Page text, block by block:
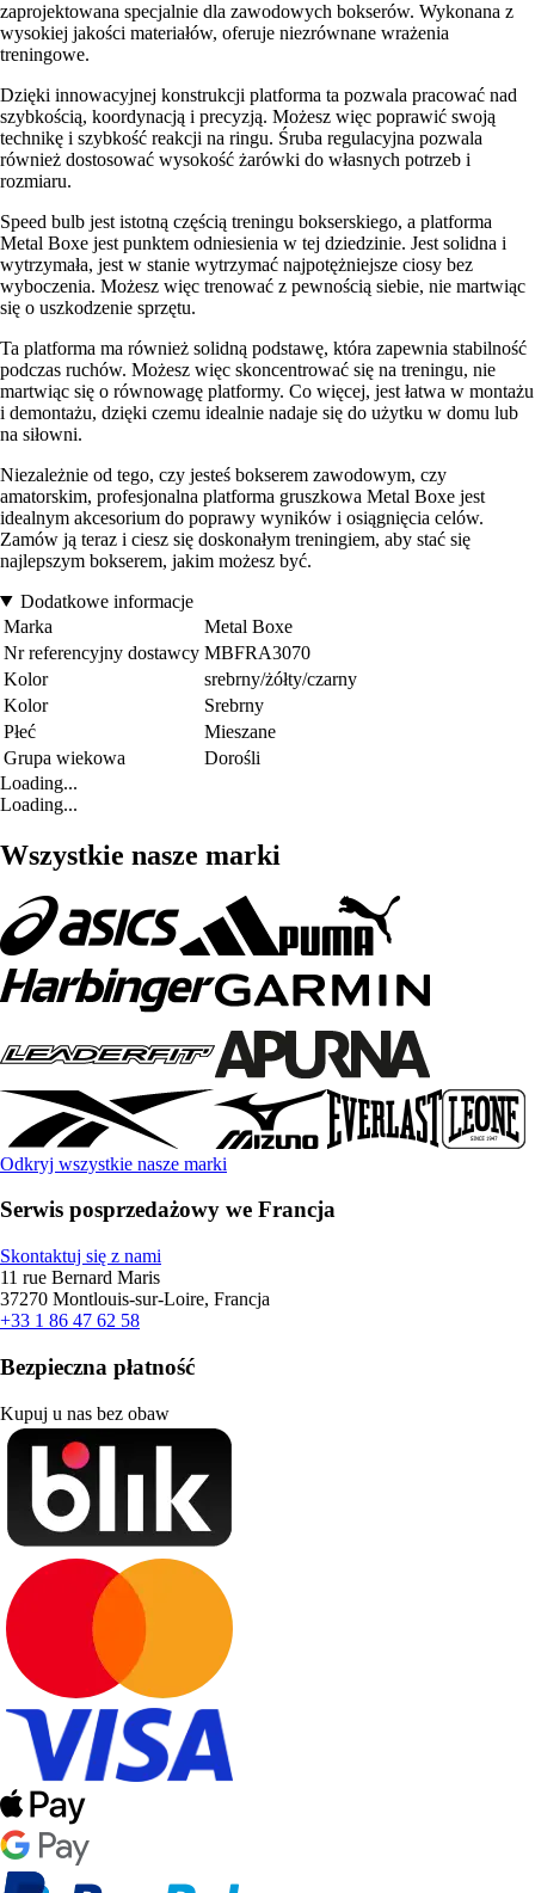
zaprojektowana specjalnie dla zawodowych bokserów. Wykonana z
wysokiej jakości materiałów, oferuje niezrównane wrażenia
treningowe.
Dzięki innowacyjnej konstrukcji platforma ta pozwala pracować nad
szybkością, koordynacją i precyzją. Możesz więc poprawić swoją
technikę i szybkość reakcji na ringu. Śruba regulacyjna pozwala
również dostosować wysokość żarówki do własnych potrzeb i
rozmiaru.
Speed bulb jest istotną częścią treningu bokserskiego, a platforma
Metal Boxe jest punktem odniesienia w tej dziedzinie. Jest solidna i
wytrzymała, jest w stanie wytrzymać najpotężniejsze ciosy bez
wyboczenia. Możesz więc trenować z pewnością siebie, nie martwiąc
się o uszkodzenie sprzętu.
Ta platforma ma również solidną podstawę, która zapewnia stabilność
podczas ruchów. Możesz więc skoncentrować się na treningu, nie
martwiąc się o równowagę platformy. Co więcej, jest łatwa w montażu
i demontażu, dzięki czemu idealnie nadaje się do użytku w domu lub
na siłowni.
Niezależnie od tego, czy jesteś bokserem zawodowym, czy
amatorskim, profesjonalna platforma gruszkowa Metal Boxe jest
idealnym akcesorium do poprawy wyników i osiągnięcia celów.
Zamów ją teraz i ciesz się doskonałym treningiem, aby stać się
najlepszym bokserem, jakim możesz być.
Dodatkowe informacje
Marka
Metal Boxe
Nr referencyjny dostawcy MBFRA3070
Kolor
srebrny/żółty/czarny
Kolor
Srebrny
Płeć
Mieszane
Grupa wiekowa
Dorośli
Loading...
Loading...
Wszystkie nasze marki
Odkryj wszystkie nasze marki
Serwis posprzedażowy we Francja
Skontaktuj się z nami
11 rue Bernard Maris
37270 Montlouis-sur-Loire, Francja
+33 1 86 47 62 58
Bezpieczna płatność
Kupuj u nas bez obaw